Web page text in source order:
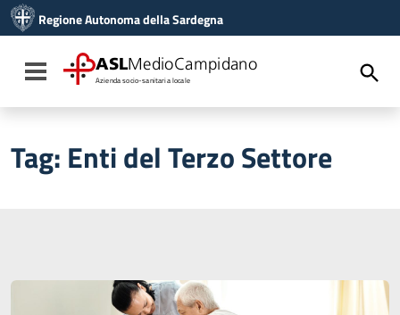
Vai al menu di navigazione
Vai al footer
Regione Autonoma della Sardegna
Toggle navigation
ASLMedioCampidano
Azienda socio-sanitaria locale
Tag: Enti del Terzo Settore